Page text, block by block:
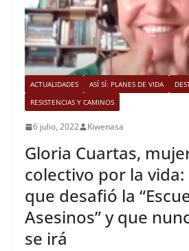
ACTUALIDADES ASÍ SÍ: PLANES DE VIDA
RESISTENCIAS Y CAMINOS
6 julio, 2022 Kiwenasa
Gloria Cuartas,
colectivo por la vida:
que desafió la
Asesinos” y que
se irá